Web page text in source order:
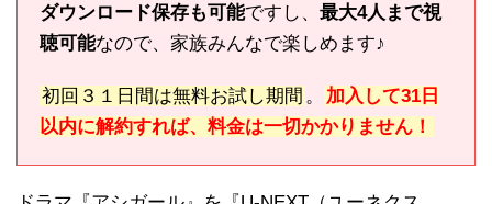
ダウンロード保存も可能ですし、 最大4人まで視
聴可能なので、家族みんなで楽しめます♪
初回３１日間は無料お試し期間 。
加入して31日
以内に解約すれば、料金は一切かかりません！